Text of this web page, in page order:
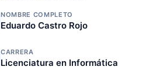
NOMBRE COMPLETO
Eduardo Castro Rojo
CARRERA
Licenciatura en Informática